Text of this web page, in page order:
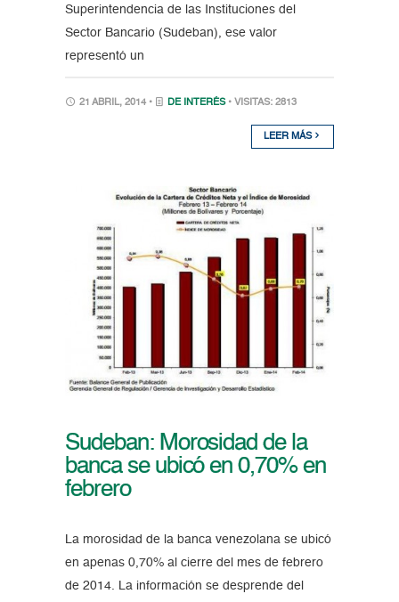
Superintendencia de las Instituciones del
Sector Bancario (Sudeban), ese valor
representó un
21 ABRIL, 2014 • DE INTERÉS • VISITAS: 2813
LEER MÁS
Sudeban: Morosidad de la
banca se ubicó en 0,70% en
febrero
La morosidad de la banca venezolana se ubicó
en apenas 0,70% al cierre del mes de febrero
de 2014. La información se desprende del